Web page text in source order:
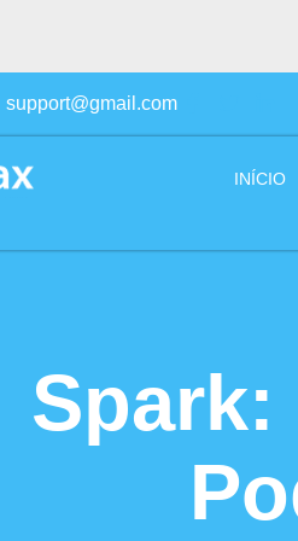
support@gmail.com
INÍCIO
Spark: